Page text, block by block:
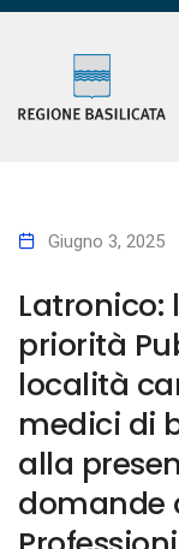
Giugno 3, 2025
Latronico:
priorità
località
medici di
alla
domande